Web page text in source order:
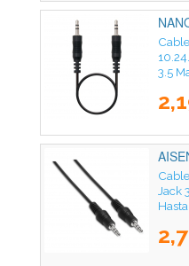
3.5
Jack